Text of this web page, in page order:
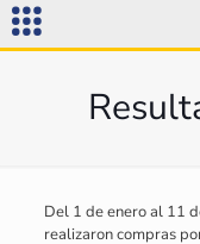
Del 1 de enero al 11
realizaron compras